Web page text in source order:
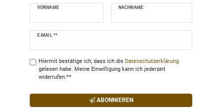
VORNAME NACHNAME
E-MAIL **
Newsletter
Hiermit bestätige ich, dass ich die Daten­schutz­erklärung
gelesen habe. Meine Einwilligung kann ich jederzeit
widerrufen.**
ABONNIEREN